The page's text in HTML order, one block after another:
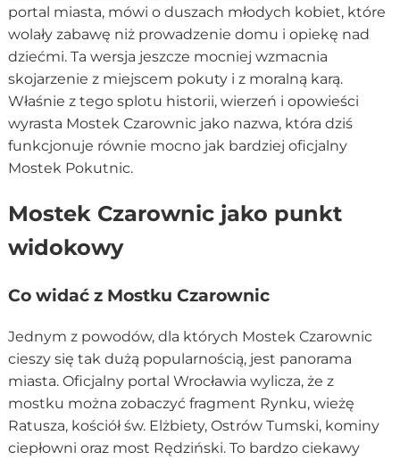
portal miasta, mówi o duszach młodych kobiet, które
wolały zabawę niż prowadzenie domu i opiekę nad
dziećmi. Ta wersja jeszcze mocniej wzmacnia
skojarzenie z miejscem pokuty i z moralną karą.
Właśnie z tego splotu historii, wierzeń i opowieści
wyrasta Mostek Czarownic jako nazwa, która dziś
funkcjonuje równie mocno jak bardziej oficjalny
Mostek Pokutnic.
Mostek Czarownic jako punkt
widokowy
Co widać z Mostku Czarownic
Jednym z powodów, dla których Mostek Czarownic
cieszy się tak dużą popularnością, jest panorama
miasta. Oficjalny portal Wrocławia wylicza, że z
mostku można zobaczyć fragment Rynku, wieżę
Ratusza, kościół św. Elżbiety, Ostrów Tumski, kominy
ciepłowni oraz most Rędziński. To bardzo ciekawy